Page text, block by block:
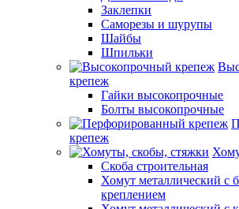
Заклепки
Саморезы и шурупы
Шайбы
Шпильки
крепеж
Гайки высокопрочные
Болты высокопрочные
крепеж
Скоба строительная
Хомут металлический с
креплением